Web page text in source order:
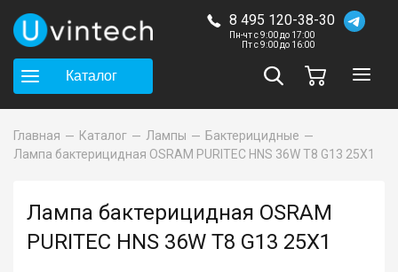
8 495 120-38-30
Пн-чт с 9:00 до 17:00
Пт с 9:00 до 16:00
Каталог
Главная Каталог Лампы
Бактерицидные
Лампа бактерицидная OSRAM PURITEC HNS 36W T8 G13 25X1
Лампа бактерицидная OSRAM
PURITEC HNS 36W T8 G13 25X1